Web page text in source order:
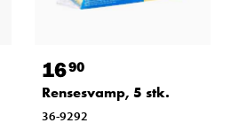
1690
Rensesvamp, 5 stk.
36-9292